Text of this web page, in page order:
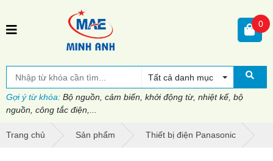
Tất cả danh mục
Gợi ý từ khóa: Bộ nguồn, cảm biến, khởi động từ, nhiệt kế, bộ
nguồn, công tắc điện,...
0
Trang chủ Sản phẩm Thiết bị điện Panasonic